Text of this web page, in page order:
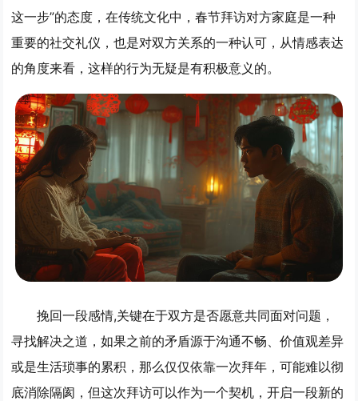
这一步”的态度，在传统文化中，春节拜访对方家庭是一种
重要的社交礼仪，也是对双方关系的一种认可，从情感表达
的角度来看，这样的行为无疑是有积极意义的。
挽回一段感情,关键在于双方是否愿意共同面对问题，
寻找解决之道，如果之前的矛盾源于沟通不畅、价值观差异
或是生活琐事的累积，那么仅仅依靠一次拜年，可能难以彻
底消除隔阂，但这次拜访可以作为一个契机，开启一段新的